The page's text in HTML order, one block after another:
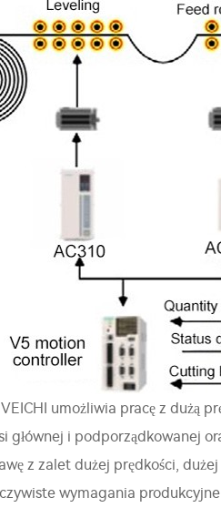
umożliwia pracę z dużą
głównej i podporządkowanej
z zalet dużej prędkości,
wymagania